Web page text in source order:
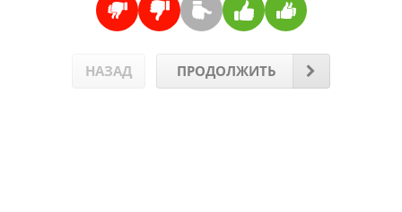
НАЗАД ПРОДОЛЖИТЬ